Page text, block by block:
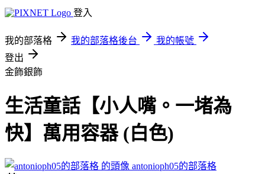
登入
我的部落格 我的部落格後台
我的帳號
登出
金飾銀飾
生活童話【小人嘴。一堵為
快】萬用容器 (白色)
antonioph05的部落格